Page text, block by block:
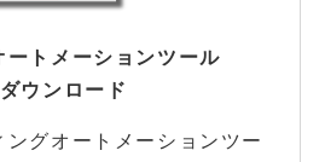
ートメーションツール
ウンロード
グオートメーションツー